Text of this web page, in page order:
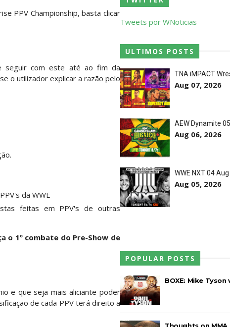
Mark Davis num brutal Street Fight com arame
Page conquistam os títulos no Grand Slam
supera Kris Statlander após interferência
Allin superam The Don Callis Family no Grand
Mike Bailey em combate brutal no Grand Slam
Willow Nightingale e The Brawling Birds levam a
combate de tripla ameaça no Grand Slam Mexico
PPV Championship, basta clicar
seguir com este até ao fim da
o utilizador explicar a razão pelo
da WWE
feitas em PPV's de outras
o 1º combate do Pre-Show de
e que seja mais aliciante poder
de cada PPV terá direito a
Tweets por WNoticias
ULTIMOS POSTS
TNA iMPACT
Aug 07, 2026
AEW Dynamite
Aug 06, 2026
WWE NXT 04
Aug 05, 2026
POPULAR POSTS
BOXE: Mike Tyson